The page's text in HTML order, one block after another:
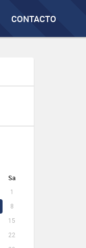
CONTACTO
Sa
1
8
15
22